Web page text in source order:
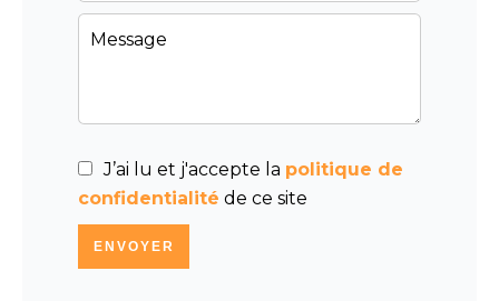
J’ai lu et j'accepte la politique de
confidentialité de ce site
ENVOYER